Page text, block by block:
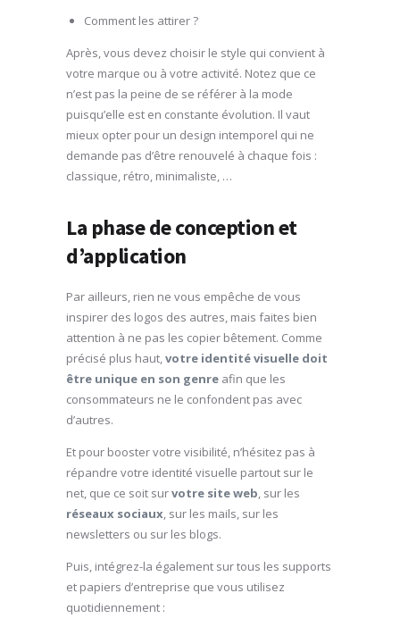
Comment les attirer ?
Après, vous devez choisir le style qui convient à
votre marque ou à votre activité. Notez que ce
n’est pas la peine de se référer à la mode
puisqu’elle est en constante évolution. Il vaut
mieux opter pour un design intemporel qui ne
demande pas d’être renouvelé à chaque fois :
classique, rétro, minimaliste, …
La phase de conception et
d’application
Par ailleurs, rien ne vous empêche de vous
inspirer des logos des autres, mais faites bien
attention à ne pas les copier bêtement. Comme
précisé plus haut,votre identité visuelle doit
être unique en son genre afin que les
consommateurs ne le confondent pas avec
d’autres.
Et pour booster votre visibilité, n’hésitez pas à
répandre votre identité visuelle partout sur le
net, que ce soit survotre site web, sur les
réseaux sociaux, sur les mails, sur les
newsletters ou sur les blogs.
Puis, intégrez-la également sur tous les supports
et papiers d’entreprise que vous utilisez
quotidiennement :